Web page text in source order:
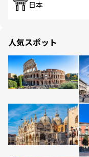
日本
人気スポット